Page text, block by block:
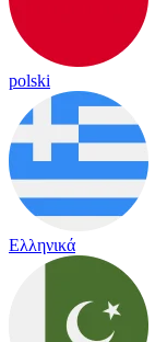
polski
Ελληνικά